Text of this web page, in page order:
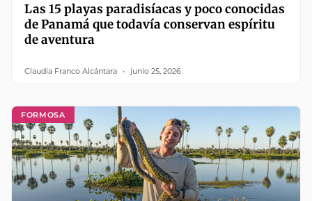
Las 15 playas paradisíacas y poco conocidas
de Panamá que todavía conservan espíritu
de aventura
Claudia Franco Alcántara junio 25, 2026
FORMOSA